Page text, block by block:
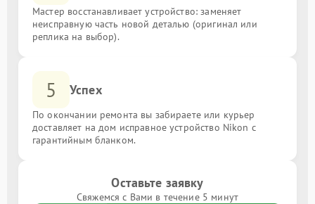
Мастер восстанавливает устройство: заменяет
неисправную часть новой деталью (оригинал или
реплика на выбор).
5 Успех
По окончании ремонта вы забираете или курьер
доставляет на дом исправное устройство Nikon с
гарантийным бланком.
Оставьте заявку
Свяжемся с Вами в течение 5 минут